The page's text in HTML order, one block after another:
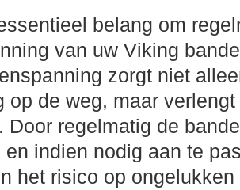
belang om
van uw Viking
zorgt niet
op de weg, maar
Door regelmatig de
en indien nodig aan te
het risico op